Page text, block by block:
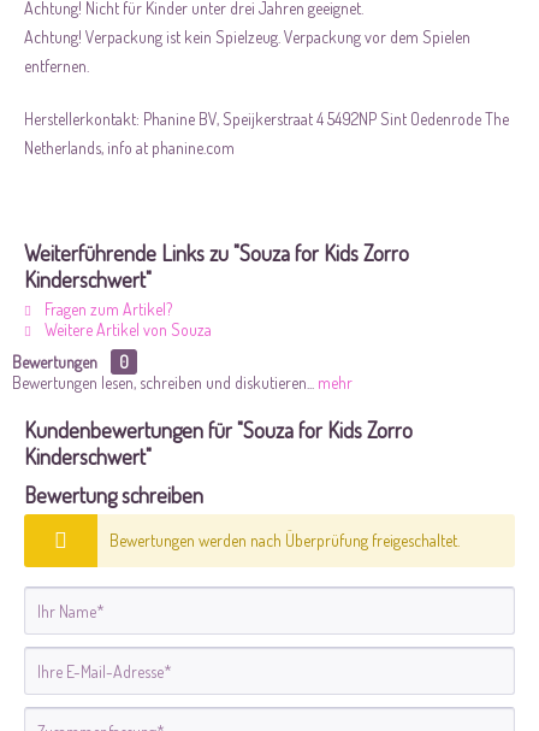
Achtung! Nicht für Kinder unter drei Jahren geeignet.
Achtung! Verpackung ist kein Spielzeug. Verpackung vor dem Spielen
entfernen.
Herstellerkontakt: Phanine BV, Speijkerstraat 4 5492NP Sint Oedenrode The
Netherlands, info at phanine.com
Weiterführende Links zu "Souza for Kids Zorro
Kinderschwert"
Fragen zum Artikel?
Weitere Artikel von Souza
Bewertungen
0
Bewertungen lesen, schreiben und diskutieren...
mehr
Kundenbewertungen für "Souza for Kids Zorro
Kinderschwert"
Bewertung schreiben
Bewertungen werden nach Überprüfung freigeschaltet.